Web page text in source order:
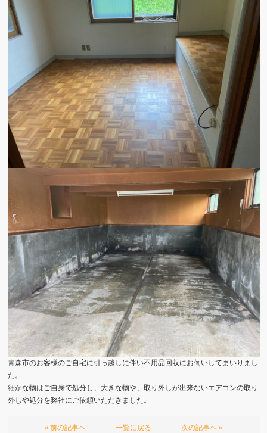
青森市のお客様のご自宅に引っ越しに伴い不用品回収にお伺いしてまいりまし
た。
細かな物はご自身で処分し、大きな物や、取り外しが出来ないエアコンの取り
外しや処分を弊社にご依頼いただきました。
« 前の記事へ 一覧に戻る 次の記事へ »